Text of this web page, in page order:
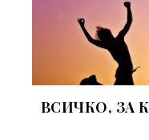
ВСИЧКО, ЗА